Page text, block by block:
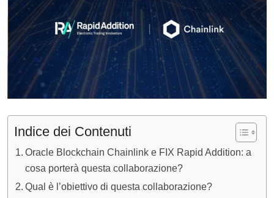
Indice dei Contenuti
Oracle Blockchain Chainlink e FIX Rapid Addition: a
cosa porterà questa collaborazione?
Qual è l’obiettivo di questa collaborazione?